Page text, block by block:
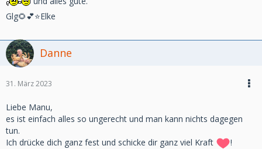
Glg🌻💕⭐️Elke
Danne
31. März 2023
Liebe Manu,
es ist einfach alles so ungerecht und man kann nichts dagegen
tun.
Ich drücke dich ganz fest und schicke dir ganz viel Kraft
!